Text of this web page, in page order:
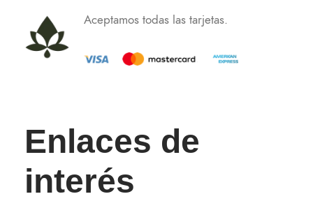
Aceptamos todas las tarjetas.
Enlaces de
interés